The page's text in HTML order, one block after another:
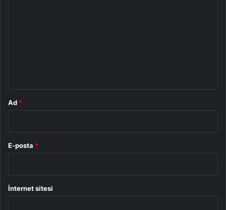
Ad *
E-posta *
İnternet sitesi